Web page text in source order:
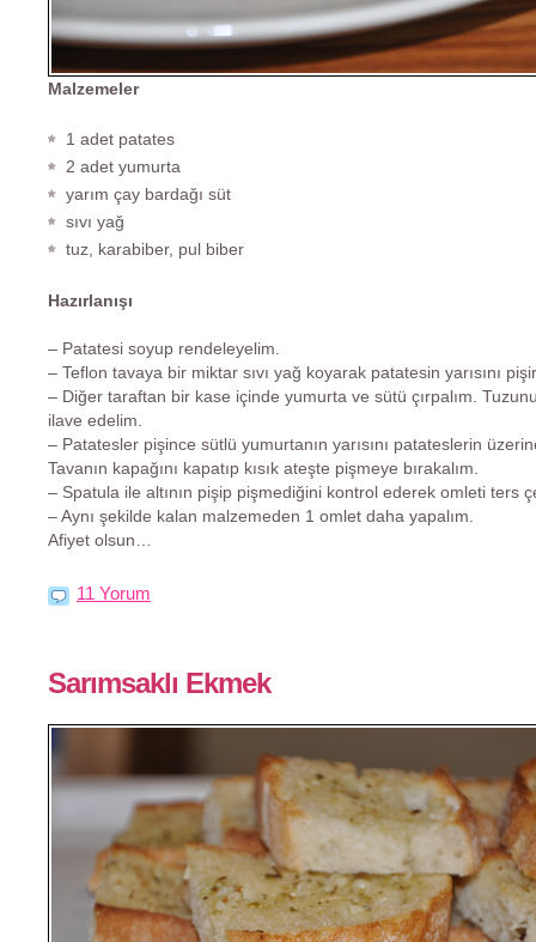
Malzemeler
1 adet patates
2 adet yumurta
yarım çay bardağı süt
sıvı yağ
tuz, karabiber, pul biber
Hazırlanışı
– Patatesi soyup rendeleyelim.
– Teflon tavaya bir miktar sıvı yağ koyarak patatesin yarısını
– Diğer taraftan bir kase içinde yumurta ve sütü çırpalım.
ilave edelim.
– Patatesler pişince sütlü yumurtanın yarısını patateslerin
Tavanın kapağını kapatıp kısık ateşte pişmeye bırakalım.
– Spatula ile altının pişip pişmediğini kontrol ederek omleti ters
– Aynı şekilde kalan malzemeden 1 omlet daha yapalım.
Afiyet olsun…
11 Yorum
Sarımsaklı Ekmek